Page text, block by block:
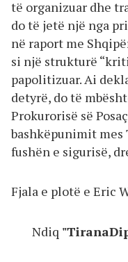
të organizuar dhe
do të jetë një nga
në raport me
si një strukturë
papolitizuar. Ai
detyrë, do të
Prokurorisë së
bashkëpunimit
fushën e sigurisë,
Fjala e plotë e Eric
Ndiq